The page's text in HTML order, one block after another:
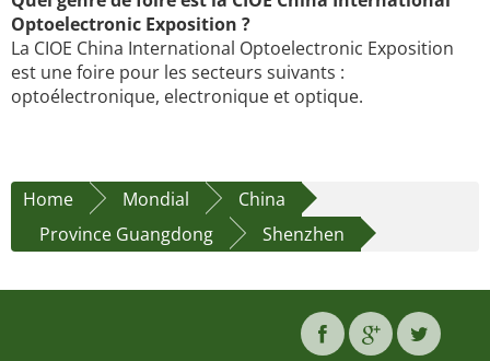
Optoelectronic Exposition ?
La CIOE China International Optoelectronic Exposition
est une foire pour les secteurs suivants :
optoélectronique, electronique et optique.
Home Mondial
China
Province Guangdong
Shenzhen